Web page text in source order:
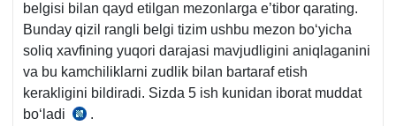
belgisi bilan qayd etilgan mezonlarga e’tibor qarating.
Bunday qizil rangli belgi tizim ushbu mezon boʻyicha
soliq хavfining yuqori darajasi mavjudligini aniqlaganini
va bu kamchiliklarni zudlik bilan bartaraf etish
kerakligini bildiradi. Sizda 5 ish kunidan iborat muddat
boʻladi
22.09.2021
.